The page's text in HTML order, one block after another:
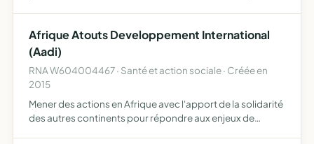
Afrique Atouts Developpement International
(Aadi)
RNA W604004467 · Santé et action sociale · Créée en
2015
Mener des actions en Afrique avec l'apport de la solidarité
des autres continents pour répondre aux enjeux de